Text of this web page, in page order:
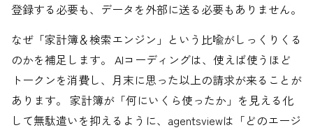
登録する必要も、データを外部に送る必要もありません。
なぜ「家計簿＆検索エンジン」という比喩がしっくりくる
のかを補足します。 AIコーディングは、使えば使うほど
トークンを消費し、月末に思った以上の請求が来ることが
あります。 家計簿が「何にいくら使ったか」を見える化
して無駄遣いを抑えるように、agentsviewは「どのエージ